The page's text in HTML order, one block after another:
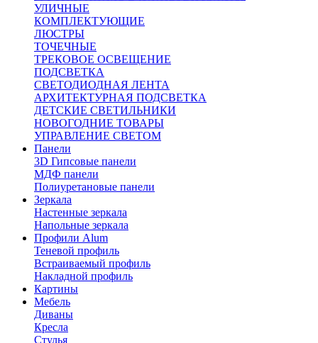
УЛИЧНЫЕ
КОМПЛЕКТУЮЩИЕ
ЛЮСТРЫ
ТОЧЕЧНЫЕ
ТРЕКОВОЕ ОСВЕЩЕНИЕ
ПОДСВЕТКА
СВЕТОДИОДНАЯ ЛЕНТА
АРХИТЕКТУРНАЯ ПОДСВЕТКА
ДЕТСКИЕ СВЕТИЛЬНИКИ
НОВОГОДНИЕ ТОВАРЫ
УПРАВЛЕНИЕ СВЕТОМ
Панели
3D Гипсовые панели
МДФ панели
Полиуретановые панели
Зеркала
Настенные зеркала
Напольные зеркала
Профили Alum
Теневой профиль
Встраиваемый профиль
Накладной профиль
Картины
Мебель
Диваны
Кресла
Стулья